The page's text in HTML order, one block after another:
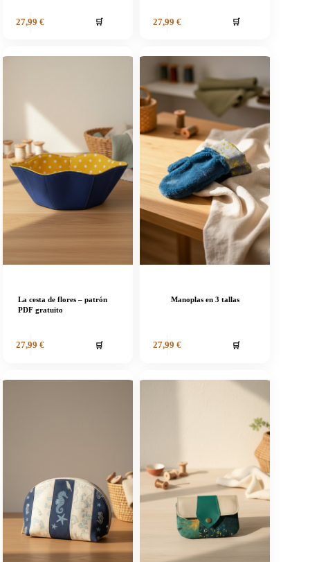
27,99 € 🛒 27,99 € 🛒
La cesta de flores – patrón
PDF gratuito
27,99 € 🛒
Manoplas en 3 tallas
27,99 € 🛒